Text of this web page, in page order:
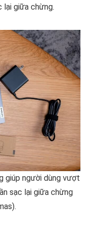
lại giữa chừng.
giúp người dùng vượt
sạc lại giữa chừng